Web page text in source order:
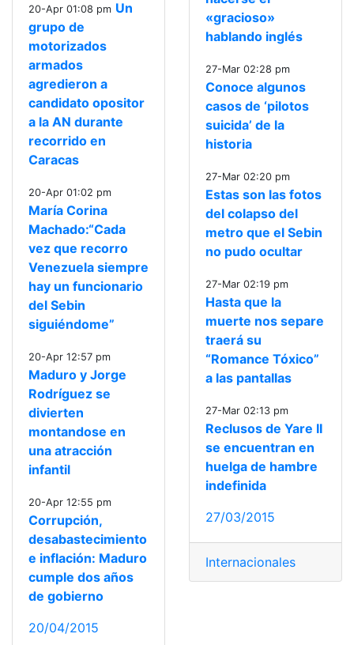
20-Apr 01:08 pm Un
grupo de
motorizados
armados
agredieron a
candidato opositor
a la AN durante
recorrido en
Caracas
20-Apr 01:02 pm
María Corina
Machado:“Cada
vez que recorro
Venezuela siempre
hay un funcionario
del Sebin
siguiéndome”
20-Apr 12:57 pm
Maduro y Jorge
Rodríguez se
divierten
montandose en
una atracción
infantil
20-Apr 12:55 pm
Corrupción,
desabastecimiento
e inflación: Maduro
cumple dos años
de gobierno
20/04/2015
«gracioso»
hablando inglés
27-Mar 02:28 pm
Conoce algunos
casos de ‘pilotos
suicida’ de la
historia
27-Mar 02:20 pm
Estas son las fotos
del colapso del
metro que el Sebin
no pudo ocultar
27-Mar 02:19 pm
Hasta que la
muerte nos separe
traerá su
“Romance Tóxico”
a las pantallas
27-Mar 02:13 pm
Reclusos de Yare II
se encuentran en
huelga de hambre
indefinida
27/03/2015
Internacionales